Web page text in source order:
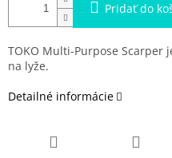
Pridať do
TOKO Multi-Purpose Scarper
na lyže.
Detailné informácie